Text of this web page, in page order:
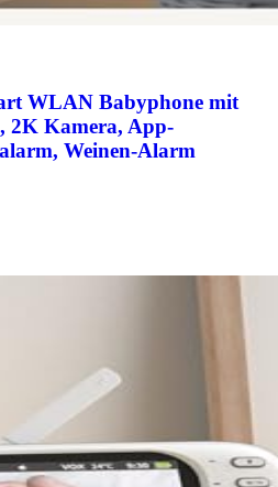
WLAN Babyphone mit
2K Kamera, App-
Weinen-Alarm